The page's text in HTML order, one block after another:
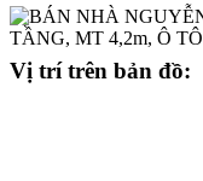
Vị trí trên bản đồ: